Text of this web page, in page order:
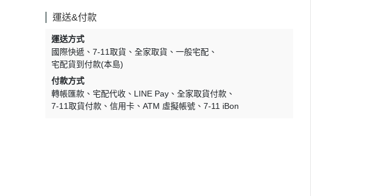
運送&付款
運送方式
國際快遞
7-11取貨 全家取貨
一般宅配
宅配貨到付款(本島)
付款方式
轉帳匯款
宅配代收 LINE Pay
全家取貨付款
7-11取貨付款
信用卡 ATM 虛擬帳號 7-11 iBon